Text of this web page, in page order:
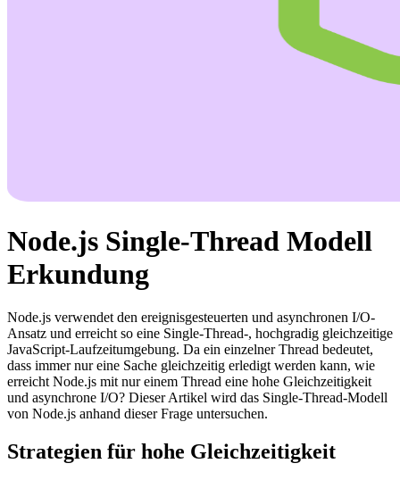
Node.js Single-Thread Modell
Erkundung
Node.js verwendet den ereignisgesteuerten und asynchronen I/O-
Ansatz und erreicht so eine Single-Thread-, hochgradig gleichzeitige
JavaScript-Laufzeitumgebung. Da ein einzelner Thread bedeutet,
dass immer nur eine Sache gleichzeitig erledigt werden kann, wie
erreicht Node.js mit nur einem Thread eine hohe Gleichzeitigkeit
und asynchrone I/O? Dieser Artikel wird das Single-Thread-Modell
von Node.js anhand dieser Frage untersuchen.
Strategien für hohe Gleichzeitigkeit